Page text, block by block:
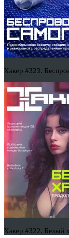
Хакер #323.
Хакер #322. Белый